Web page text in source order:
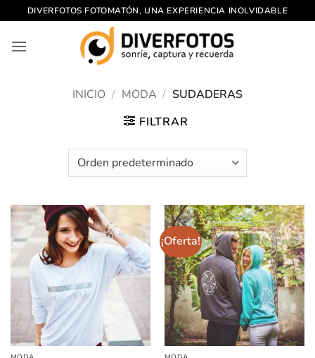
Saltar
al
contenido
DIVERFOTOS FOTOMATÓN, UNA EXPERIENCIA INOLVIDABLE
INICIO / MODA / SUDADERAS
FILTRAR
¡Oferta!